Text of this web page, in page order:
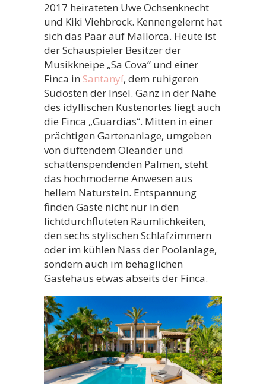
2017 heirateten Uwe Ochsenknecht
und Kiki Viehbrock. Kennengelernt hat
sich das Paar auf Mallorca. Heute ist
der Schauspieler Besitzer der
Musikkneipe „Sa Cova“ und einer
Finca in Santanyí, dem ruhigeren
Südosten der Insel. Ganz in der Nähe
des idyllischen Küstenortes liegt auch
die Finca „Guardias“. Mitten in einer
prächtigen Gartenanlage, umgeben
von duftendem Oleander und
schattenspendenden Palmen, steht
das hochmoderne Anwesen aus
hellem Naturstein. Entspannung
finden Gäste nicht nur in den
lichtdurchfluteten Räumlichkeiten,
den sechs stylischen Schlafzimmern
oder im kühlen Nass der Poolanlage,
sondern auch im behaglichen
Gästehaus etwas abseits der Finca.